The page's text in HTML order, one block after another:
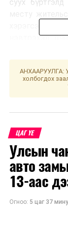
суух
хэрэгсэл /
нэвтрэхэд
зөвлөж байна.
Монгол
Боловсрол,
бичгийн
ӨМНӨХ МЭДЭЭ
Шинэ Дели-
онгоц
АНХААРУУЛГА:
холбогдох
ЦАГ ҮЕ
Улсын
авто
13-аас
Огноо: 5 цаг 37